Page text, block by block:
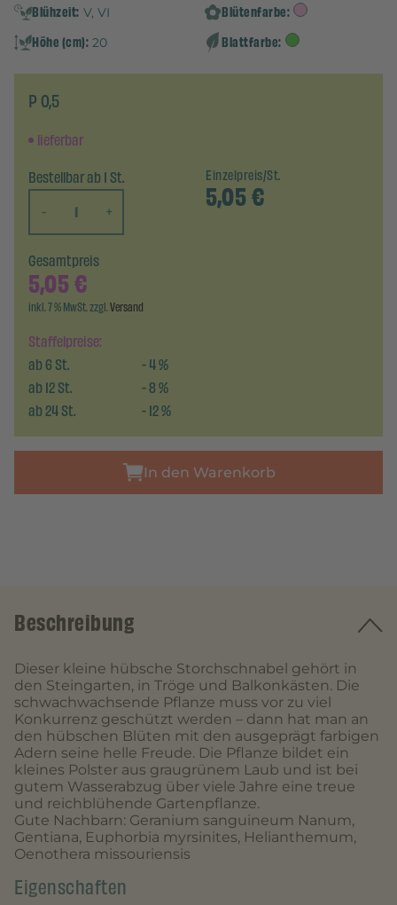
Blühzeit: V, VI
Blütenfarbe:
Höhe (cm): 20 Blattfarbe:
P 0,5
lieferbar
Bestellbar ab 1 St.
-
+
Einzelpreis/St.
5,05€
Staffelpreise:
ab6St. -4%
ab12St. -8%
ab24St. -12%
Gesamtpreis
5,05€
inkl. 7 % MwSt. zzgl.Versand
In den Warenkorb
Beschreibung
Dieser kleine hübsche Storchschnabel gehört in
den Steingarten, in Tröge und Balkonkästen. Die
schwachwachsende Pflanze muss vor zu viel
Konkurrenz geschützt werden – dann hat man an
den hübschen Blüten mit den ausgeprägt farbigen
Adern seine helle Freude. Die Pflanze bildet ein
kleines Polster aus graugrünem Laub und ist bei
gutem Wasserabzug über viele Jahre eine treue
und reichblühende Gartenpflanze.
Gute Nachbarn: Geranium sanguineum Nanum,
Gentiana, Euphorbia myrsinites, Helianthemum,
Oenothera missouriensis
Eigenschaften